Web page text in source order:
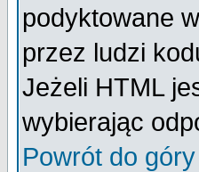
podyktowane
przez ludzi
Jeżeli HTML
wybierając
Powrót do góry